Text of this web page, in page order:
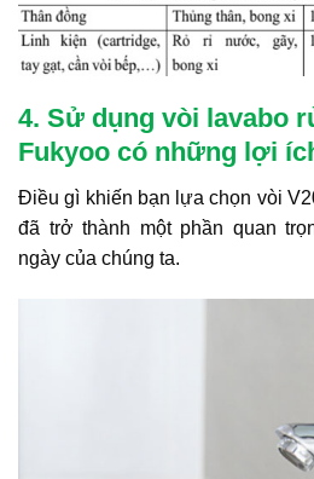
4. Sử dụng vòi lavabo
Fukyoo có những lợi
Điều gì khiến bạn lựa chọn vòi
đã trở thành một phần quan
ngày của chúng ta.